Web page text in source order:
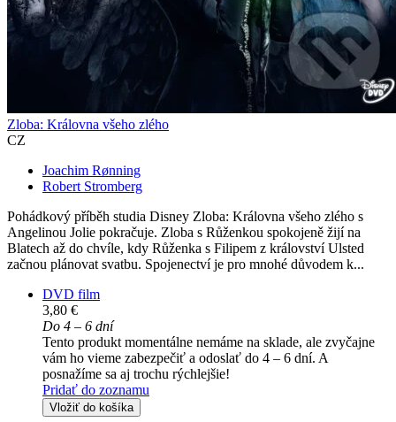
Zloba: Královna všeho zlého
CZ
Joachim Rønning
Robert Stromberg
Pohádkový příběh studia Disney Zloba: Královna všeho zlého s
Angelinou Jolie pokračuje. Zloba s Růženkou spokojeně žijí na
Blatech až do chvíle, kdy Růženka s Filipem z království Ulsted
začnou plánovat svatbu. Spojenectví je pro mnohé důvodem k...
DVD film
3,80 €
Do 4 – 6 dní
Tento produkt momentálne nemáme na sklade, ale zvyčajne
vám ho vieme zabezpečiť a odoslať do 4 – 6 dní. A
posnažíme sa aj trochu rýchlejšie!
Pridať do zoznamu
Vložiť do košíka